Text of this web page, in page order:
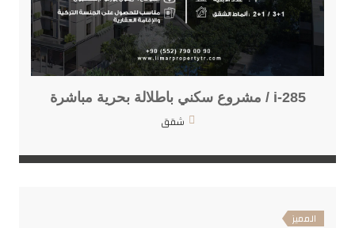
i-285 / مشروع سكني باطلالة بحرية مباشرة
شقق
المميز